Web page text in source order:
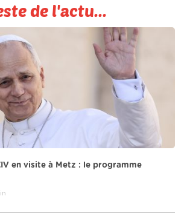
de l'actu...
en visite à Metz : le programme